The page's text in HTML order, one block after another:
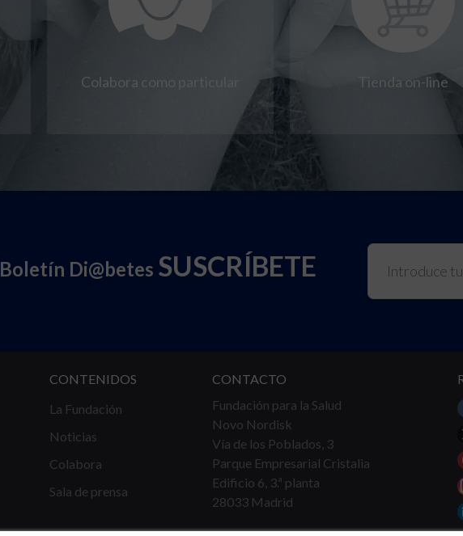
Colabora como particular Tienda on-line
Boletín Di@betes SUSCRÍBETE
CONTENIDOS
La Fundación
Noticias
Colabora
Sala de prensa
CONTACTO
Fundación para la Salud
Novo Nordisk
Vía de los Poblados, 3
Parque Empresarial Cristalia
Edificio 6, 3.ª planta
28033 Madrid